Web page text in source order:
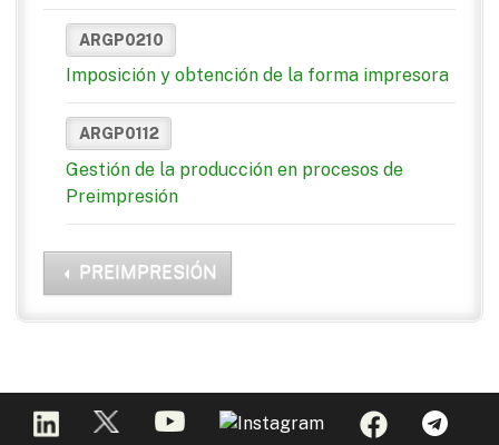
ARGP0210
Imposición y obtención de la forma impresora
ARGP0112
Gestión de la producción en procesos de
Preimpresión
PREIMPRESIÓN